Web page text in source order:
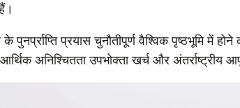
पुनर्प्राप्ति प्रयास चुनौतीपूर्ण वैश्विक पृष्ठभूमि में
अनिश्चितता उपभोक्ता खर्च और अंतर्राष्ट्रीय